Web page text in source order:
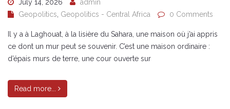
July 14, 2026
admin
Geopolitics Geopolitics - Central Africa 0 Comments
Il y a à Laghouat, à la lisière du Sahara, une maison où j’ai appris
ce dont un mur peut se souvenir. C’est une maison ordinaire :
d’épais murs de terre, une cour ouverte sur
Read more...